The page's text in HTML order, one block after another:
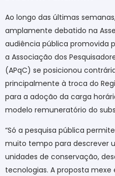
Ao longo das últimas
amplamente debatido na
audiência pública promovida
a Associação dos
(APqC) se posicionou
principalmente à troca do
para a adoção da carga
modelo remuneratório do
“Só a pesquisa pública
muito tempo para descrever
unidades de conservação,
tecnologias. A proposta